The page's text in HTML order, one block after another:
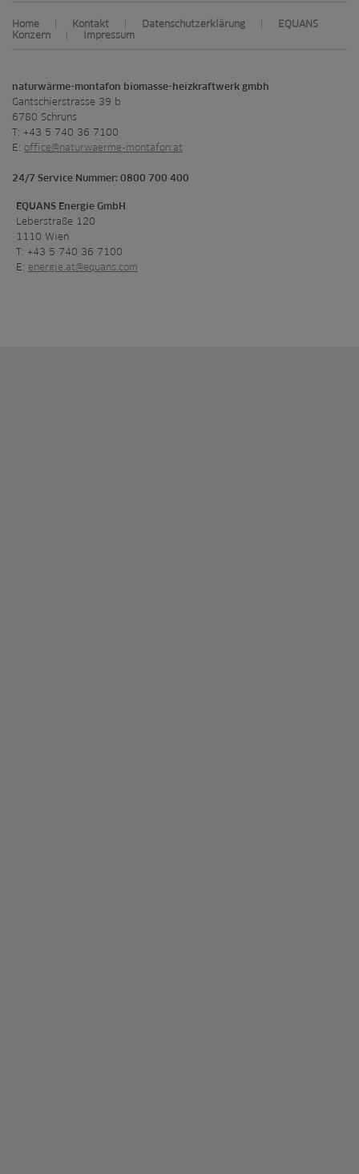
Home Kontakt Datenschutzerklärung
EQUANS
Konzern
Impressum
naturwärme-montafon biomasse-heizkraftwerk gmbh
Gantschierstrasse 39 b
6780 Schruns
T: +43 5 740 36 7100
E: office@naturwaerme-montafon.at
24/7 Service Nummer: 0800 700 400
EQUANS Energie GmbH
Leberstraße 120
1110 Wien
T: +43 5 740 36 7100
E: energie.at@equans.com